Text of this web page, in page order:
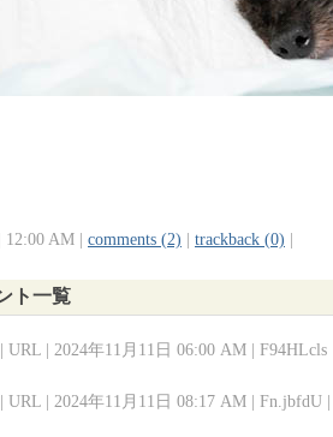
| 12:00 AM | comments (2) trackback (0)
ト一覧
URL | 2024年11月11日 06:00 AM | F94HLcls
URL | 2024年11月11日 08:17 AM | Fn.jbfdU |